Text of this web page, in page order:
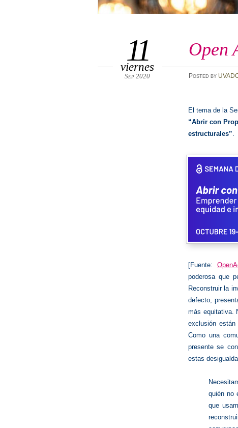
Open
11
viernes
Sep 2020 Posted by
El tema de la
“Abrir con
estructurales”.
[Fuente:
poderosa que
Reconstruir la
defecto,
más equitativa.
exclusión
Como una
presente se
estas
quién no
que